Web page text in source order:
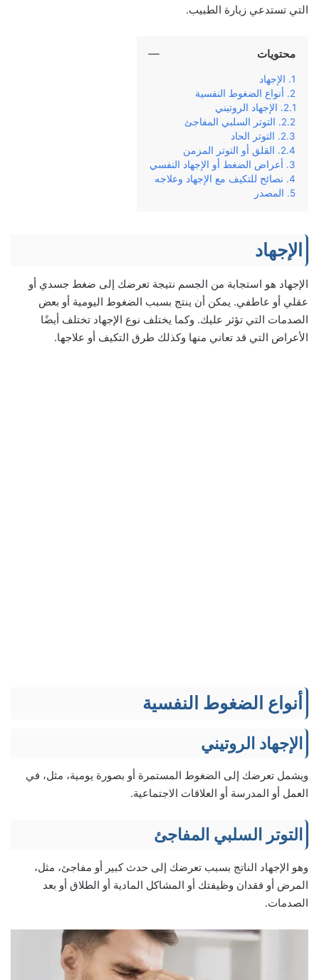
التي تستدعي زيارة الطبيب.
محتويات
الإجهاد
أنواع الضغوط النفسية
الإجهاد الروتيني
التوتر السلبي المفاجئ
التوتر الحاد
القلق أو التوتر المزمن
أعراض الضغط أو الإجهاد النفسي
نصائح للتكيف مع الإجهاد وعلاجه
المصدر
الإجهاد
الإجهاد هو استجابة من الجسم نتيجة تعرضك إلى ضغط جسدي أو
عقلي أو عاطفي. يمكن أن ينتج بسبب الضغوط اليومية أو بعض
الصدمات التي تؤثر عليك. وكما يختلف نوع الإجهاد تختلف أيضًا
الأعراض التي قد تعاني منها وكذلك طرق التكيف أو علاجها.
أنواع الضغوط النفسية
الإجهاد الروتيني
ويشمل تعرضك إلى الضغوط المستمرة أو بصورة يومية، مثل، في
العمل أو المدرسة أو العلاقات الاجتماعية.
التوتر السلبي المفاجئ
وهو الإجهاد الناتج بسبب تعرضك إلى حدث كبير أو مفاجئ، مثل،
المرض أو فقدان وظيفتك أو المشاكل المادية أو الطلاق أو بعد
الصدمات.